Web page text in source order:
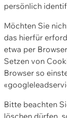
persönlich
Möchten Sie
das hierfür
etwa per
Setzen von
Browser so
Bitte beachten